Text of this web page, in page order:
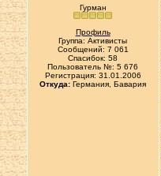
Гурман
Профиль
Группа: Активисты
Сообщений: 7 061
Спасибок: 58
Пользователь №: 5 676
Регистрация: 31.01.2006
Откуда: Германия, Бавария